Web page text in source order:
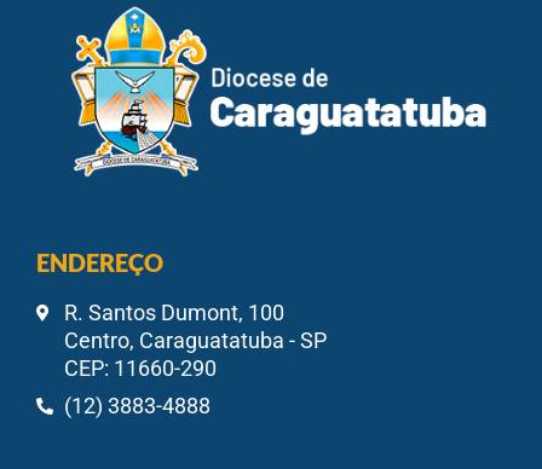
ENDEREÇO
R. Santos Dumont, 100
Centro, Caraguatatuba - SP
CEP: 11660-290
(12) 3883-4888